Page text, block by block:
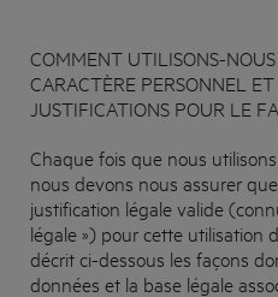
COMMENT UTILISONS-
CARACTÈRE PERSONNEL
JUSTIFICATIONS POUR LE
Chaque fois que nous
nous devons nous assurer
justification légale valide
légale ») pour cette utilisation
décrit ci-dessous les façons
données et la base légale